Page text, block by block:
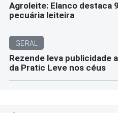
Agroleite: Elanco destaca
pecuária leiteira
GERAL
Rezende leva publicidade
da Pratic Leve nos céus